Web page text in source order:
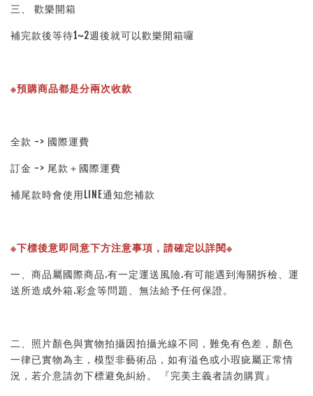
三、 歡樂開箱
補完款後等待1~2週後就可以歡樂開箱囉
※預購商品都是分兩次收款
全款 -> 國際運費
訂金 -> 尾款＋國際運費
補尾款時會使用LINE通知您補款
※下標後意即同意下方注意事項，請確定以詳閱※
一、商品屬國際商品.有一定運送風險.有可能遇到海關拆檢、運
送所造成外箱.彩盒等問題、無法給予任何保證。
二、照片顏色與實物拍攝因拍攝光線不同，難免有色差，顏色
一律已實物為主，模型非藝術品，如有溢色或小瑕疵屬正常情
況，若介意請勿下標避免糾紛。 『完美主義者請勿購買』